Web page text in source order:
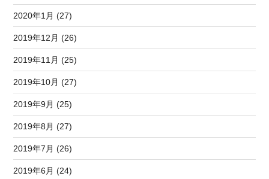
2020年1月 (27)
2019年12月 (26)
2019年11月 (25)
2019年10月 (27)
2019年9月 (25)
2019年8月 (27)
2019年7月 (26)
2019年6月 (24)